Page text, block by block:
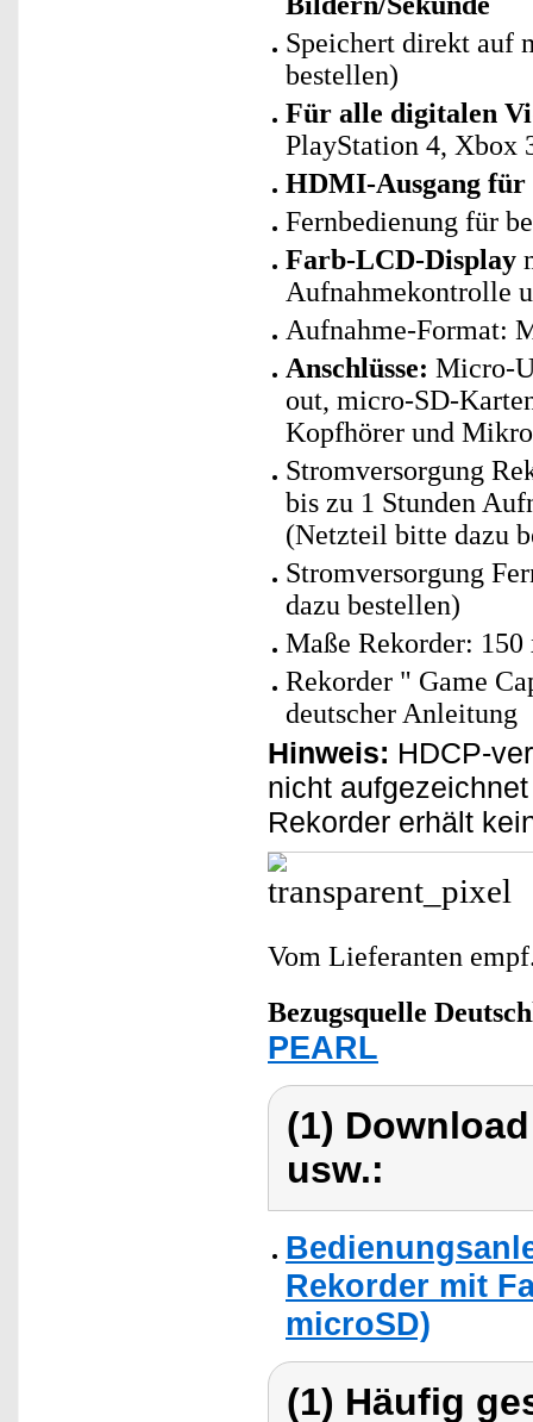
Speichert direkt auf
bestellen)
Für alle digitalen
PlayStation 4, Xbox
HDMI-Ausgang
Fernbedienung für
Farb-LCD-Display
Aufnahmekontrolle
Aufnahme-Format:
Anschlüsse: Micro-
out, micro-SD-
Kopfhörer und
Stromversorgung
bis zu 1 Stunden
(Netzteil bitte dazu
Stromversorgung
dazu bestellen)
Maße Rekorder:
Rekorder " Game
deutscher Anleitung
Hinweis: HDCP-
nicht
Rekorder erhält
Vom Lieferanten
Bezugsquelle
PEARL
(1)
usw.:
Rekorder mit
microSD)
(1) Häufig